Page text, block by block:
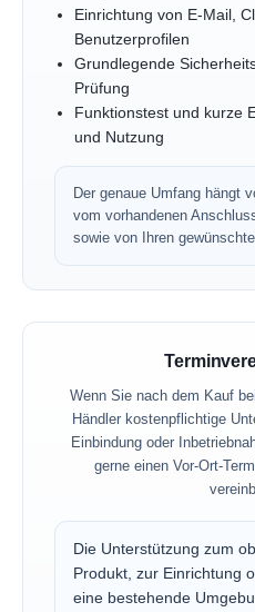
Einrichtung von E-Mail,
Benutzerprofilen
Grundlegende
Prüfung
Funktionstest und kurze
und Nutzung
Der genaue Umfang hängt
vom vorhandenen
sowie von Ihren
Wenn Sie nach dem Kauf
Händler kostenpflichtige
Einbindung oder
gerne einen Vor-Ort-
Die Unterstützung zum
Produkt, zur Einrichtung
eine bestehende